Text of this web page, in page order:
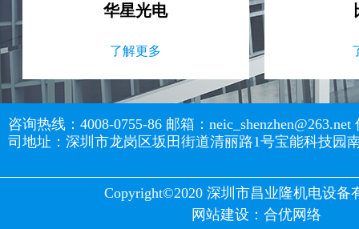
华星光电
了解更多
咨询热线：4008-0755-86 邮箱：neic_shenzhen@263.net
司地址：深圳市龙岗区坂田街道清丽路1号宝能科技园
Copyright©2020 深圳市昌业隆机电设备
网站建设 ： 合优网络